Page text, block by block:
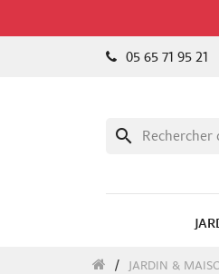
05 65 71 95 21
search
JARDIN &